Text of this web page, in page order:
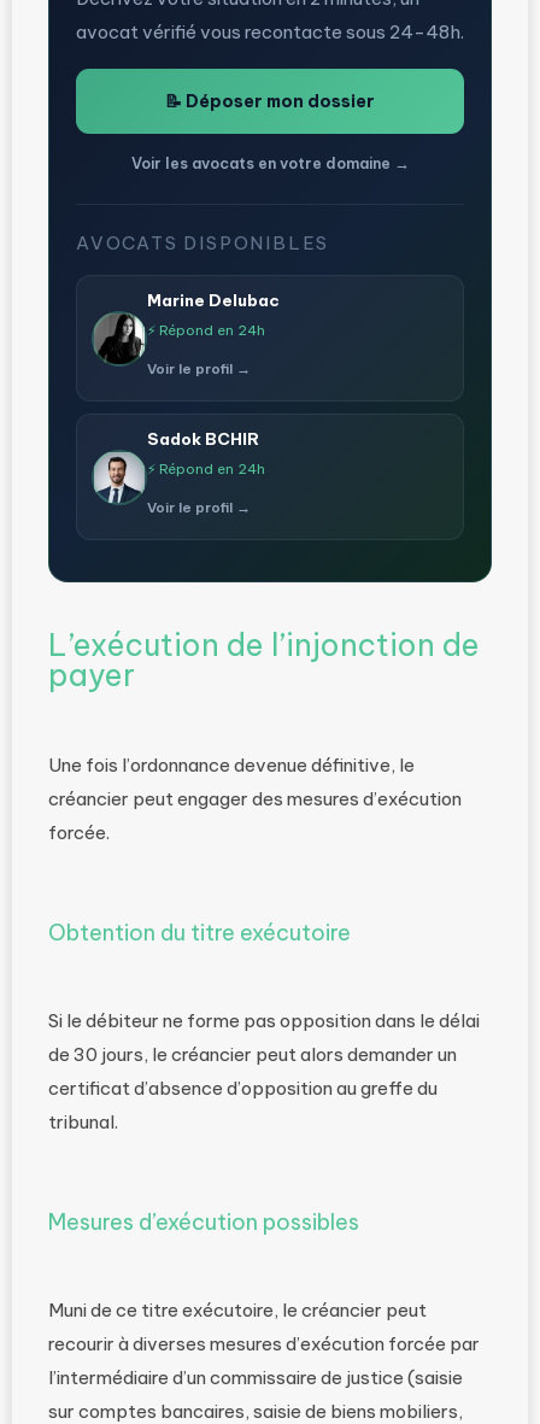
avocat vérifié vous recontacte sous 24-48h.
📝 Déposer mon dossier
Voir les avocats en votre domaine →
AVOCATS DISPONIBLES
Marine Delubac
⚡ Répond en 24h
Voir le profil →
Sadok BCHIR
⚡ Répond en 24h
Voir le profil →
L’exécution de l’injonction de
payer
Une fois l’ordonnance devenue définitive, le
créancier peut engager des mesures d’exécution
forcée.
Obtention du titre exécutoire
Si le débiteur ne forme pas opposition dans le délai
de 30 jours, le créancier peut alors demander un
certificat d’absence d’opposition au greffe du
tribunal.
Mesures d’exécution possibles
Muni de ce titre exécutoire, le créancier peut
recourir à diverses mesures d’exécution forcée par
l’intermédiaire d’un commissaire de justice (saisie
sur comptes bancaires, saisie de biens mobiliers,